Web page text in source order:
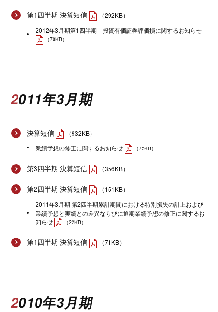
第1四半期 決算短信
（292KB）
2012年3月期第1四半期 投資有価証券評価損に関するお知らせ
（70KB）
2011年3月期
決算短信
（932KB）
業績予想の修正に関するお知らせ
（75KB）
第3四半期 決算短信 （356KB）
第2四半期 決算短信
（151KB）
2011年3月期 第2四半期累計期間における特別損失の計上および
業績予想と実績との差異ならびに通期業績予想の修正に関するお
知らせ
（22KB）
第1四半期 決算短信 （71KB）
2010年3月期